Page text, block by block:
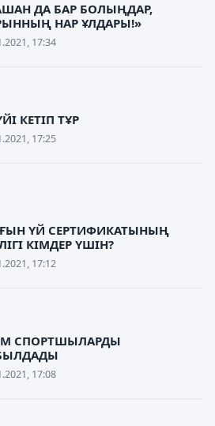
ДА БАР БОЛЫҢДАР,
НАР ҰЛДАРЫ!»
17:34
КЕТІП ТҰР
17:25
ҮЙ СЕРТИФИКАТЫНЫҢ
КІМДЕР ҮШІН?
17:12
СПОРТШЫЛАРДЫ
17:08